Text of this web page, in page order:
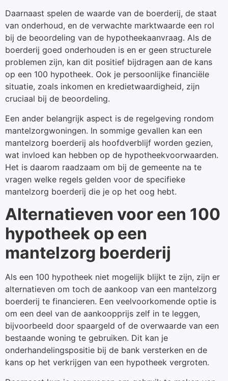
Daarnaast spelen de waarde van de boerderij, de staat
van onderhoud, en de verwachte marktwaarde een rol
bij de beoordeling van de hypotheekaanvraag. Als de
boerderij goed onderhouden is en er geen structurele
problemen zijn, kan dit positief bijdragen aan de kans
op een 100 hypotheek. Ook je persoonlijke financiële
situatie, zoals inkomen en kredietwaardigheid, zijn
cruciaal bij de beoordeling.
Een ander belangrijk aspect is de regelgeving rondom
mantelzorgwoningen. In sommige gevallen kan een
mantelzorg boerderij als hoofdverblijf worden gezien,
wat invloed kan hebben op de hypotheekvoorwaarden.
Het is daarom raadzaam om bij de gemeente na te
vragen welke regels gelden voor de specifieke
mantelzorg boerderij die je op het oog hebt.
Alternatieven voor een 100
hypotheek op een
mantelzorg boerderij
Als een 100 hypotheek niet mogelijk blijkt te zijn, zijn er
alternatieven om toch de aankoop van een mantelzorg
boerderij te financieren. Een veelvoorkomende optie is
om een deel van de aankoopprijs zelf in te leggen,
bijvoorbeeld door spaargeld of de overwaarde van een
bestaande woning te gebruiken. Dit kan je
onderhandelingspositie bij de bank versterken en de
kans op het verkrijgen van een hypotheek vergroten.